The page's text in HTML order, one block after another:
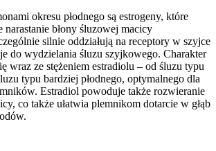
okresu płodnego są estrogeny, które
błony śluzowej macicy
silnie oddziałują na receptory w szyjce
do wydzielania śluzu szyjkowego. Charakter
wraz ze stężeniem estradiolu – od śluzu typu
typu bardziej płodnego, optymalnego dla
Estradiol powoduje także rozwieranie
co także ułatwia plemnikom dotarcie w głąb